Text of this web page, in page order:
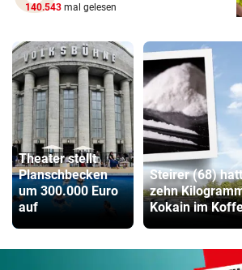
140.543 mal gelesen
Theater stellt
Planschbecken
um 300.000 Euro
auf
Steirer (68)
zehn
Kokain im